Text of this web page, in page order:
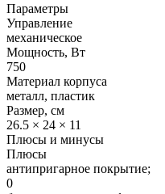
Параметры
Управление
механическое
Мощность, Вт
750
Материал корпуса
металл, пластик
Размер, см
26.5 × 24 × 11
Плюсы и минусы
Плюсы
антипригарное покрытие;
0